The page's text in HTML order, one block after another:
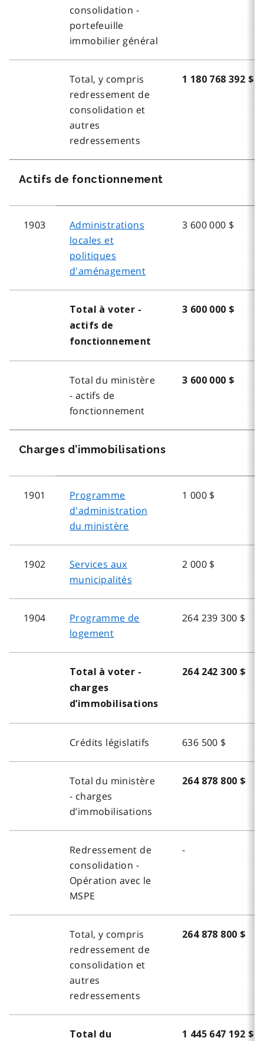
consolidation -
portefeuille
immobilier général
Total, y compris
redressement de
consolidation et
autres
redressements
1 180 768 392 $
Actifs de fonctionnement
1903
Administrations
locales et
politiques
d'aménagement
3 600 000 $
Total à voter -
actifs de
fonctionnement
3 600 000 $
Total du ministère
- actifs de
fonctionnement
3 600 000 $
Charges d’immobilisations
1901
Programme
d'administration
du ministère
1 000 $
1902
Services aux
municipalités
2 000 $
1904
Programme de
logement
264 239 300 $
Total à voter -
charges
d’immobilisations
264 242 300 $
Crédits législatifs 636 500 $
Total du ministère
- charges
d’immobilisations
264 878 800 $
Redressement de
consolidation -
Opération avec le
MSPE
-
Total, y compris
redressement de
consolidation et
autres
redressements
264 878 800 $
Total du
1 445 647 192 $